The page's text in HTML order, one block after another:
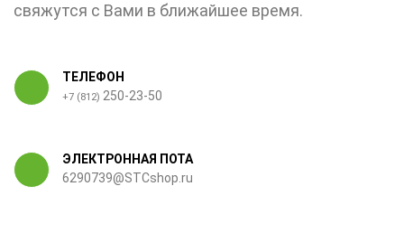
свяжутся с Вами в ближайшее время.
ТЕЛЕФОН
+7 (812) 250-23-50
ЭЛЕКТРОННАЯ ПОТА
6290739@STCshop.ru